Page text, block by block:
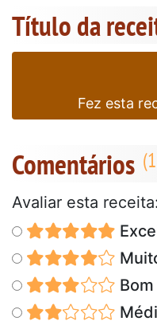
Título da
Fez esta
Comentários
Avaliar esta receita:
Bom